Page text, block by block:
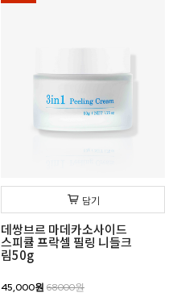
담기
데쌍브르 마데카소사이드
스피큘 프락셀 필링 니들크
림50g
45,000원 68000원